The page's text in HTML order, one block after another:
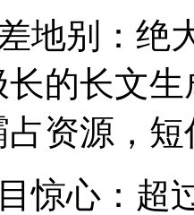
别：
长的长文
占资源
惊心：